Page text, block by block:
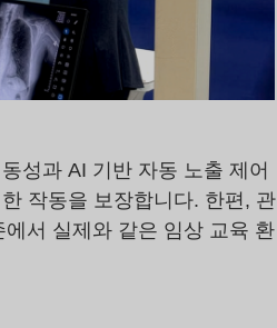
성과 AI 기반 자동 노출 제어
작동을 보장합니다. 한편, 관
서 실제와 같은 임상 교육 환